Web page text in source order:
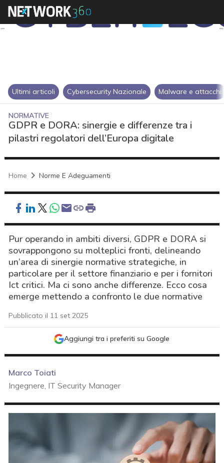
Ultimi articoli Cybersecurity Nazionale Malware e attacchi
NORMATIVE
GDPR e DORA: sinergie e differenze tra i
pilastri regolatori dell’Europa digitale
Home Norme E Adeguamenti
Pur operando in ambiti diversi, GDPR e DORA si
sovrappongono su molteplici fronti, delineando
un’area di sinergie normative strategiche, in
particolare per il settore finanziario e per i fornitori
Ict critici. Ma ci sono anche differenze. Ecco cosa
emerge mettendo a confronto le due normative
Pubblicato il 11 set 2025
Aggiungi tra i preferiti su Google
Marco Toiati
Ingegnere, IT Security Manager